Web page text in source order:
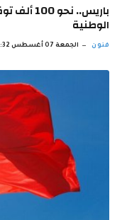
باريس..
الوطنية
فنون الجمعة 07 أغسطس 8:32 م